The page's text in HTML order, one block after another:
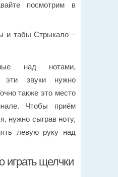
посмотрим в
над нотами,
эти звуки нужно
также это место
Чтобы приём
нужно сыграв ноту,
левую руку над
играть щелчки